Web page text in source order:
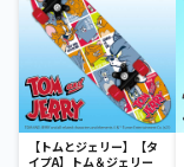
【トムとジェリー】【タ
イプA】トム＆ジェリー